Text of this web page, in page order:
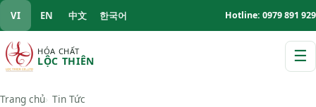
VI EN 中文 한국어 Hotline: 0979 891 929
HÓA CHẤT
LỘC THIÊN ☰
Trang chủ Tin Tức